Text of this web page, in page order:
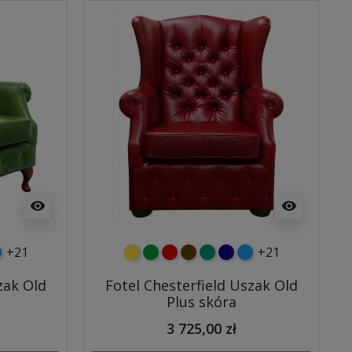
visibility
+21
Old
visibility
żółtyzielonyczerwony
czekoladowy
turkusowy
granatowy
niebieski
+21
Fotel Chesterfield Uszak Old
Plus skóra
3 725,00 zł